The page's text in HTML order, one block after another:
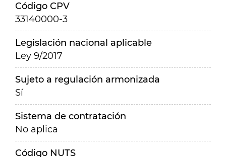
Código CPV
33140000-3
Legislación nacional aplicable
Ley 9/2017
Sujeto a regulación armonizada
Sí
Sistema de contratación
No aplica
Código NUTS